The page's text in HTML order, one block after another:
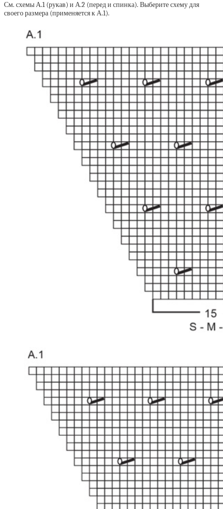
См. схемы А.1 (рукав) и А.2 (перед и спинка). Выберите схему для
своего размера (применяется к А.1).